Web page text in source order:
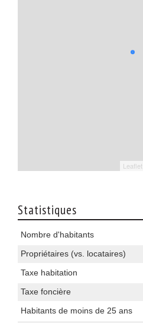
Leaflet
Statistiques
Nombre d'habitants
Propriétaires (vs. locataires)
Taxe habitation
Taxe foncière
Habitants de moins de 25 ans